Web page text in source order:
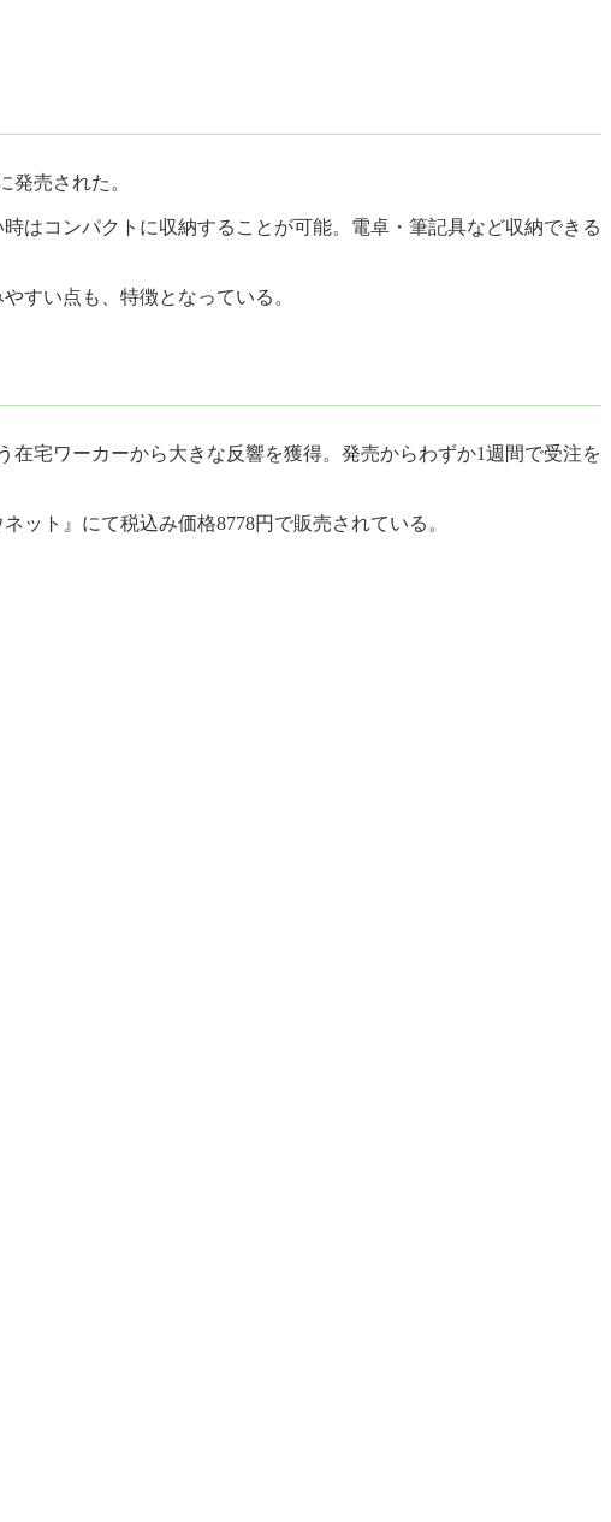
発売された。
はコンパクトに収納することが可能。電卓・筆記具など収納できる
すい点も、特徴となっている。
宅ワーカーから大きな反響を獲得。発売からわずか1週間で受注を
ット』にて税込み価格8778円で販売されている。